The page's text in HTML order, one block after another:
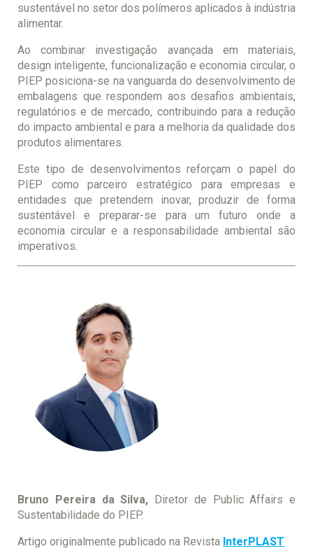
sustentável no setor dos polímeros aplicados à indústria
alimentar.
Ao combinar investigação avançada em materiais,
design inteligente, funcionalização e economia circular, o
PIEP posiciona-se na vanguarda do desenvolvimento de
embalagens que respondem aos desafios ambientais,
regulatórios e de mercado, contribuindo para a redução
do impacto ambiental e para a melhoria da qualidade dos
produtos alimentares.
Este tipo de desenvolvimentos reforçam o papel do
PIEP como parceiro estratégico para empresas e
entidades que pretendem inovar, produzir de forma
sustentável e preparar-se para um futuro onde a
economia circular e a responsabilidade ambiental são
imperativos.
Bruno Pereira da Silva, Diretor de Public Affairs e
Sustentabilidade do PIEP.
Artigo originalmente publicado na Revista InterPLAST